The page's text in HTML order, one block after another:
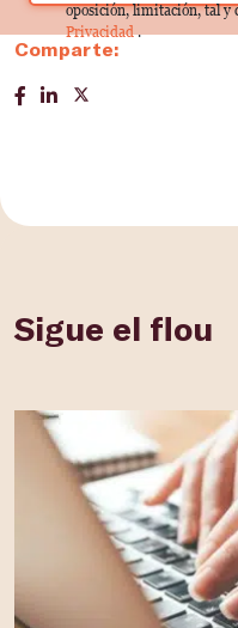
oposición, limitación, tal y
Privacidad.
Comparte:
Sigue el flou